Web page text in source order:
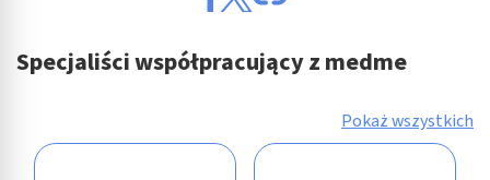
Specjaliści współpracujący z medme
Pokaż wszystkich